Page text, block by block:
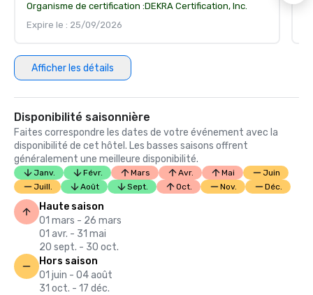
Organisme de certification :DEKRA Certification, Inc.
Expire le : 25/09/2026
Afficher les détails
Disponibilité saisonnière
Faites correspondre les dates de votre événement avec la
disponibilité de cet hôtel. Les basses saisons offrent
généralement une meilleure disponibilité.
Janv. Févr. Mars Avr. Mai
Juin
Juill.
Août Sept. Oct. Nov. Déc.
Haute saison
01 mars - 26 mars
01 avr. - 31 mai
20 sept. - 30 oct.
Hors saison
01 juin - 04 août
31 oct. - 17 déc.